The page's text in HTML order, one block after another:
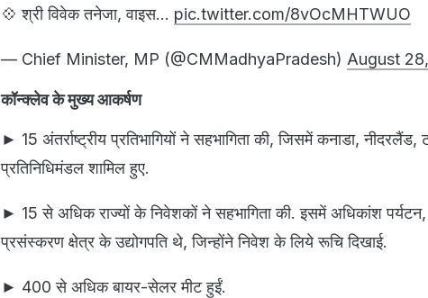
💠 श्री विवेक तनेजा, वाइस… pic.twitter.com/8vOcMHTWUO
— Chief Minister, MP (@CMMadhyaPradesh) August
कॉन्क्लेव के मुख्य आकर्षण
► 15 अंतर्राष्ट्रीय प्रतिभागियों ने सहभागिता की, जिसमें कनाडा, नीदरलैंड,
प्रतिनिधिमंडल शामिल हुए.
► 15 से अधिक राज्यों के निवेशकों ने सहभागिता की. इसमें अधिकांश
प्रसंस्करण क्षेत्र के उद्योगपति थे, जिन्होंने निवेश के लिये रूचि दिखाई.
► 400 से अधिक बायर-सेलर मीट हुईं.